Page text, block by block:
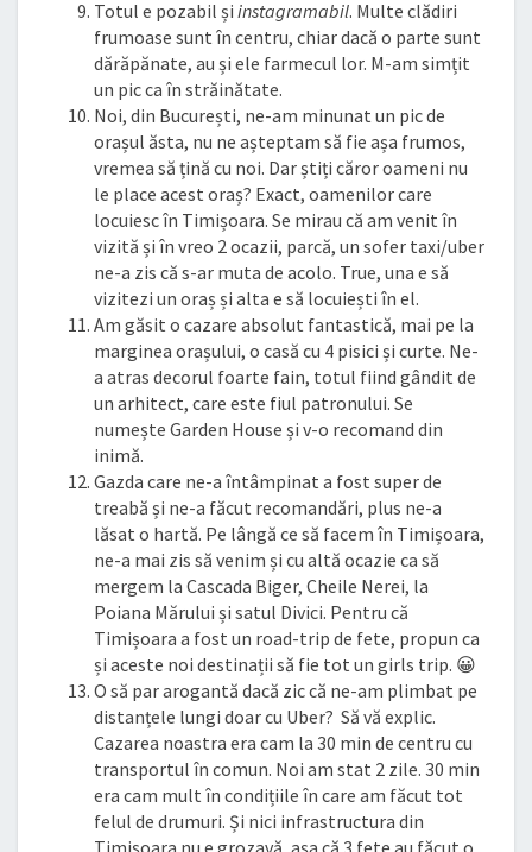
Totul e pozabil și instagramabil. Multe clădiri
frumoase sunt în centru, chiar dacă o parte sunt
dărăpănate, au și ele farmecul lor. M-am simțit
un pic ca în străinătate.
Noi, din București, ne-am minunat un pic de
orașul ăsta, nu ne așteptam să fie așa frumos,
vremea să țină cu noi. Dar știți căror oameni nu
le place acest oraș? Exact, oamenilor care
locuiesc în Timișoara. Se mirau că am venit în
vizită și în vreo 2 ocazii, parcă, un sofer taxi/uber
ne-a zis că s-ar muta de acolo. True, una e să
vizitezi un oraș și alta e să locuiești în el.
Am găsit o cazare absolut fantastică, mai pe la
marginea orașului, o casă cu 4 pisici și curte. Ne-
a atras decorul foarte fain, totul fiind gândit de
un arhitect, care este fiul patronului. Se
numește Garden House și v-o recomand din
inimă.
Gazda care ne-a întâmpinat a fost super de
treabă și ne-a făcut recomandări, plus ne-a
lăsat o hartă. Pe lângă ce să facem în Timișoara,
ne-a mai zis să venim și cu altă ocazie ca să
mergem la Cascada Biger, Cheile Nerei, la
Poiana Mărului și satul Divici. Pentru că
Timișoara a fost un road-trip de fete, propun ca
și aceste noi destinații să fie tot un girls trip. 😀
O să par arogantă dacă zic că ne-am plimbat pe
distanțele lungi doar cu Uber? Să vă explic.
Cazarea noastra era cam la 30 min de centru cu
transportul în comun. Noi am stat 2 zile. 30 min
era cam mult în condițiile în care am făcut tot
felul de drumuri. Și nici infrastructura din